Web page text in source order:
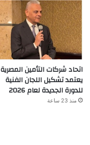
اتحاد شركات التأمين المصرية
يعتمد تشكيل اللجان الفنية
للدورة الجديدة لعام 2026
منذ 23 ساعة